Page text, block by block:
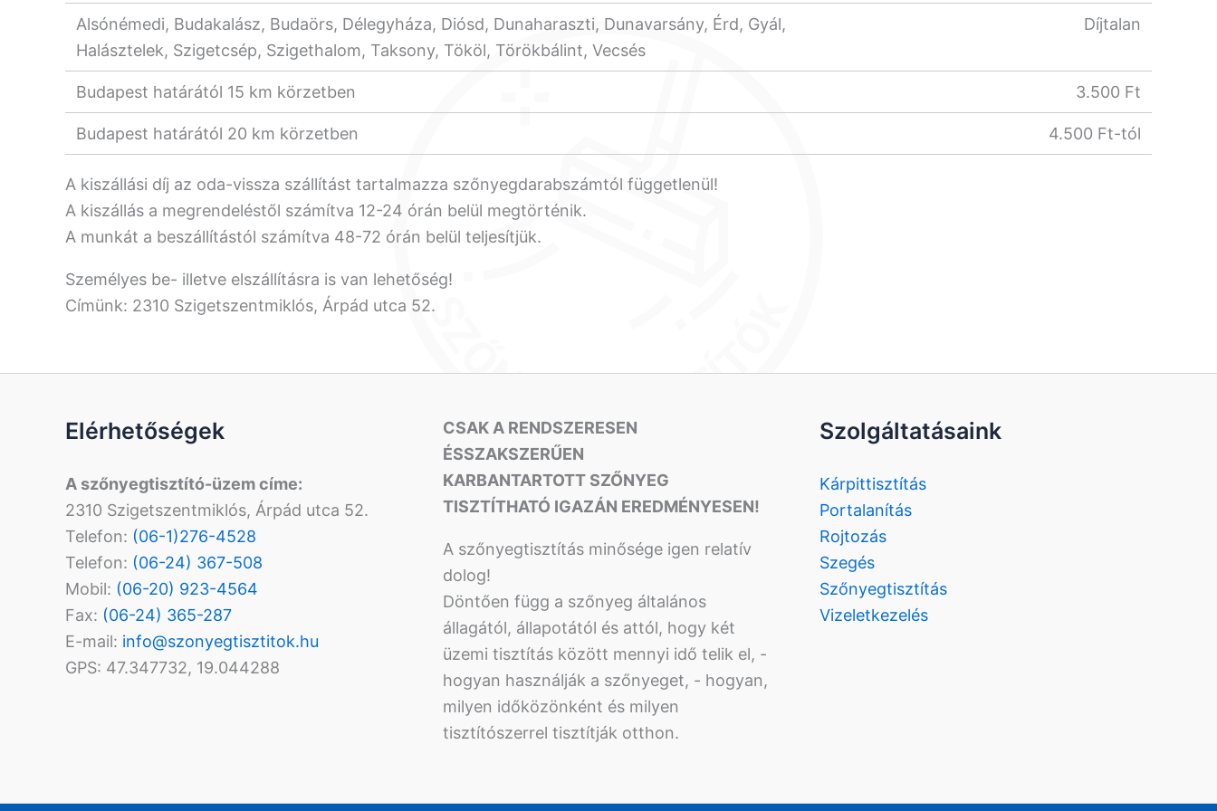
Alsónémedi, Budakalász, Budaörs, Délegyháza, Diósd, Dunaharaszti, Dunavarsány, Érd, Gyál,
Halásztelek, Szigetcsép, Szigethalom, Taksony, Tököl, Törökbálint, Vecsés
Díjtalan
Budapest határától 15 km körzetben 3.500 Ft
Budapest határától 20 km körzetben 4.500 Ft-tól
A kiszállási díj az oda-vissza szállítást tartalmazza szőnyegdarabszámtól függetlenül!
A kiszállás a megrendeléstől számítva 12-24 órán belül megtörténik.
A munkát a beszállítástól számítva 48-72 órán belül teljesítjük.
Személyes be- illetve elszállításra is van lehetőség!
Címünk: 2310 Szigetszentmiklós, Árpád utca 52.
Elérhetőségek
A szőnyegtisztító-üzem címe:
2310 Szigetszentmiklós, Árpád utca 52.
Telefon: (06-1)276-4528
Telefon: (06-24) 367-508
Mobil: (06-20) 923-4564
Fax: (06-24) 365-287
E-mail: info@szonyegtisztitok.hu
GPS: 47.347732, 19.044288
CSAK A RENDSZERESEN
ÉSSZAKSZERŰEN
KARBANTARTOTT SZŐNYEG
TISZTÍTHATÓ IGAZÁN EREDMÉNYESEN!
A szőnyegtisztítás minősége igen relatív
dolog!
Döntően függ a szőnyeg általános
állagától, állapotától és attól, hogy két
üzemi tisztítás között mennyi idő telik el, -
hogyan használják a szőnyeget, - hogyan,
milyen időközönként és milyen
tisztítószerrel tisztítják otthon.
Szolgáltatásaink
Kárpittisztítás
Portalanítás
Rojtozás
Szegés
Szőnyegtisztítás
Vizeletkezelés